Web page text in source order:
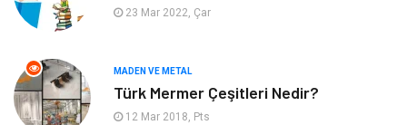
Endüstriyel Ürünler
Aksesuar
Nakliyat
23 Mar 2022, Çar
MADEN VE METAL
Türk Mermer Çeşitleri Nedir?
12 Mar 2018, Pts